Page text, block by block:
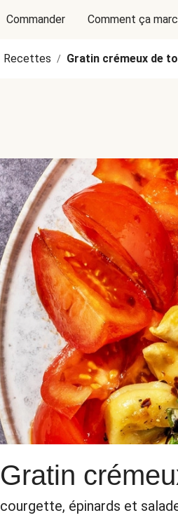
Commander Comment ça
Recettes / Gratin crémeux de
Gratin
courgette, épinards et